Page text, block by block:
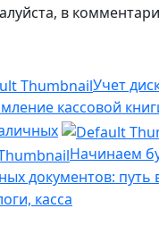
в
Учет
кассовой
Начинаем
документов: путь
касса